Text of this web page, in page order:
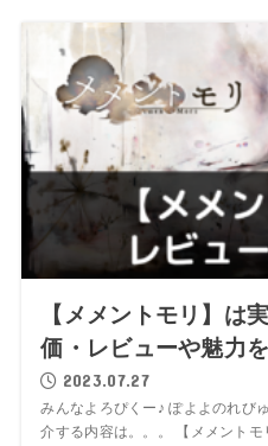
【メメントモリ】は
価・レビューや魅力
2023.07.27
みんなよろぴくー♪ ぽよよのれび
介する内容は。。。 【メメント